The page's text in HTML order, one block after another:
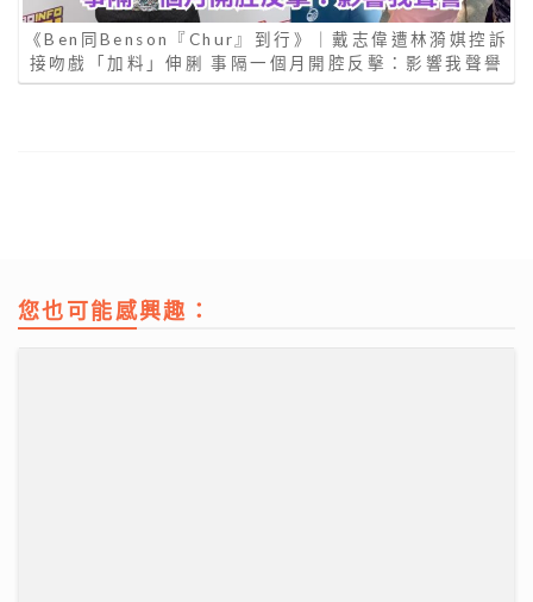
《Ben同Benson『Chur』到行》｜戴志偉遭林漪娸控訴
接吻戲「加料」伸脷 事隔一個月開腔反擊：影響我聲譽
您也可能感興趣：